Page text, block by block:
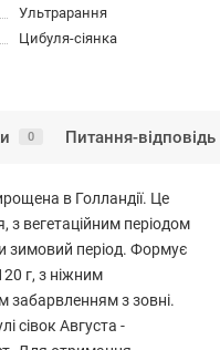
Ультрарання
Цибуля-сіянка
0 Питання-відповідь
в Голландії. Це
з вегетаційним періодом
зимовий період. Формує
г, з ніжним
забарвленням з зовні.
сівок Августа -